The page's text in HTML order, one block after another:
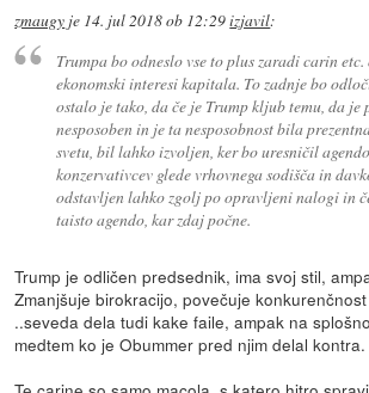
zmaugy je 14. jul 2018 ob 12:29izjavil:
Trumpa bo odneslo vse to plus zaradi carin
ekonomski interesi kapitala. To zadnje bo
ostalo je tako, da če je Trump kljub temu, da je
nesposoben in je ta nesposobnost bila
svetu, bil lahko izvoljen, ker bo uresničil
konzervativcev glede vrhovnega sodišča in
odstavljen lahko zgolj po opravljeni nalogi in
taisto agendo, kar zdaj počne.
Trump je odličen predsednik, ima svoj stil,
Zmanjšuje birokracijo, povečuje konkurenčnost
..seveda dela tudi kake faile, ampak na
medtem ko je Obummer pred njim delal kontra.